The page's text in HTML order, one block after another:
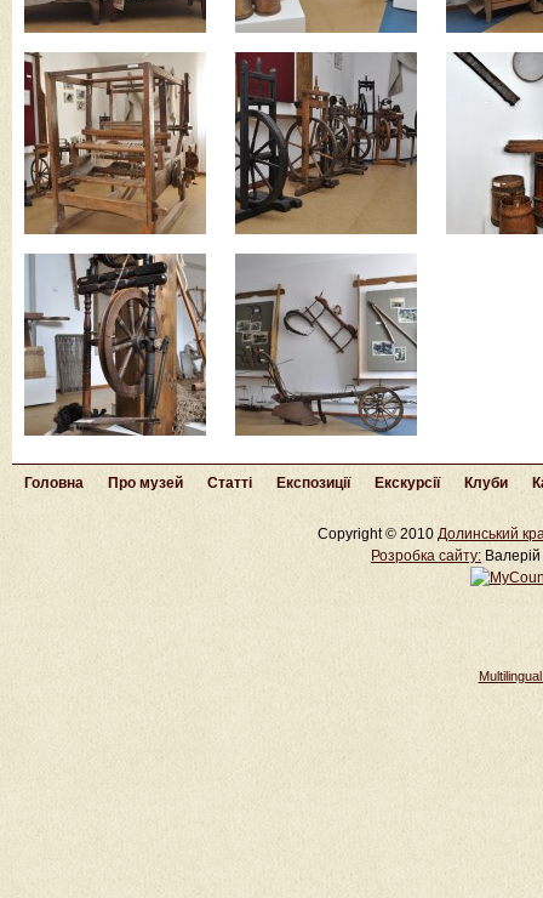
Головна Про музей Статті Експозиції Екскурсії Клуби
Copyright © 2010 Долинський
Розробка cайту: